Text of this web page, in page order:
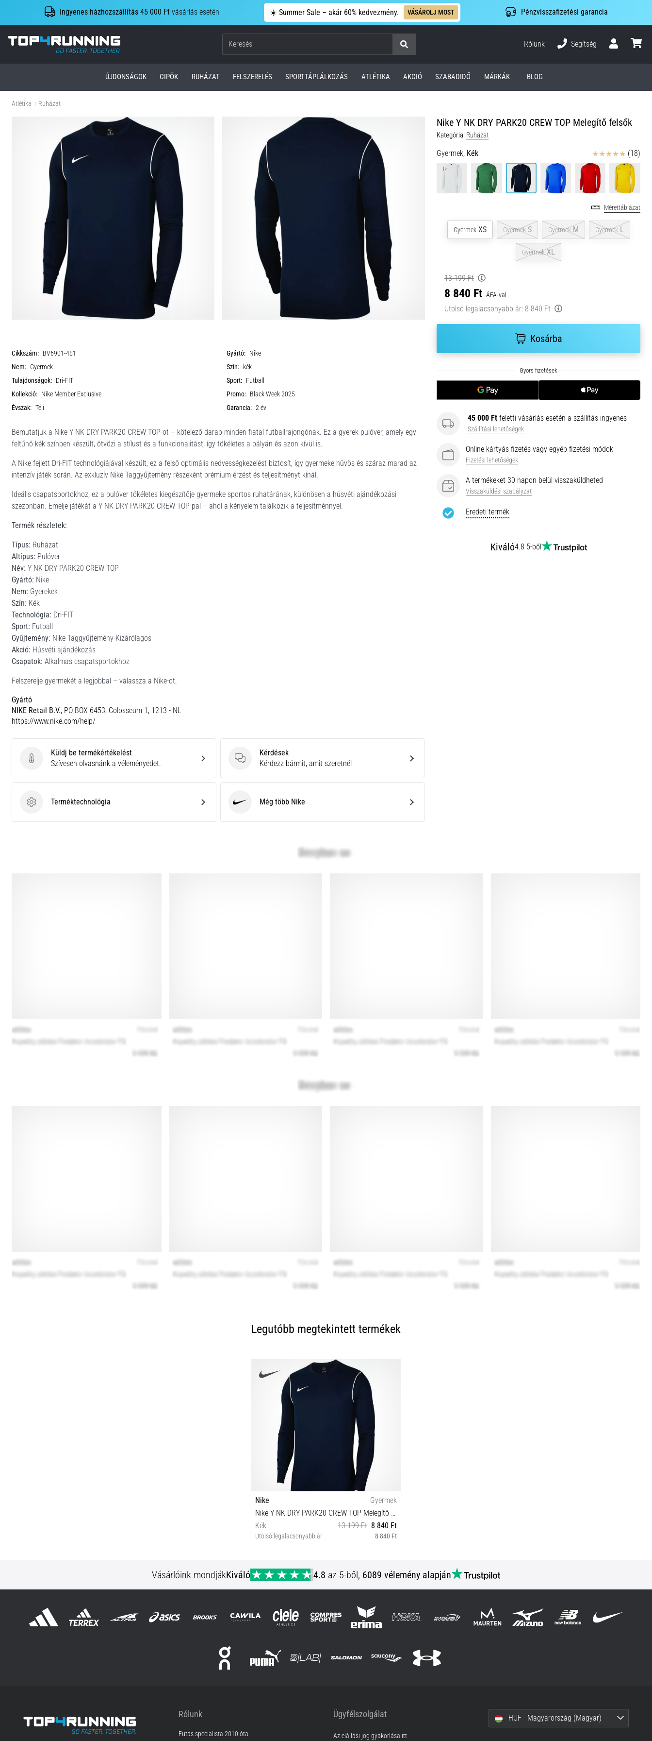
Ingyenes házhozszállítás 45 000 Ft vásárlás esetén ☀️ Summer Sale – akár 60% kedvezmény. VÁSÁROLJ MOST Pénzvisszafizetési garancia
Top4Running.hu
Keresés
Rólunk
Segítség
ÚJDONSÁGOK CIPŐK RUHÁZAT FELSZERELÉS SPORTTÁPLÁLKOZÁS ATLÉTIKA AKCIÓ SZABADIDŐ MÁRKÁK BLOG
Atlétika Ruházat
Nike Y NK DRY PARK20 CREW TOP Melegítő felsők
Kategória: Ruházat
Gyermek, Kék Értékelés (18)
Mérettáblázat
Gyermek XS Gyermek S Gyermek M Gyermek L
Gyermek XL
13 199 Ft
8 840 Ft ÁFA-val
Utolsó legalacsonyabb ár: 8 840 Ft
Kosárba
45 000 Ft feletti vásárlás esetén a szállítás ingyenes
Szállítási lehetőségek
Online kártyás fizetés vagy egyéb fizetési módok
Fizetési lehetőségek
A termékeket 30 napon belül visszaküldheted
Visszaküldési szabályzat
Eredeti termék
Kiváló4.8 5-ből
Cikkszám: BV6901-451 Gyártó: Nike
Nem: Gyermek Szín: kék
Tulajdonságok: Dri-FIT Sport: Futball
Kollekció: Nike Member Exclusive Promo: Black Week 2025
Évszak: Téli Garancia: 2 év
Bemutatjuk a Nike Y NK DRY PARK20 CREW TOP-ot – kötelező darab minden fiatal futballrajongónak. Ez a gyerek pulóver, amely egy
feltűnő kék színben készült, ötvözi a stílust és a funkcionalitást, így tökéletes a pályán és azon kívül is.
A Nike fejlett Dri-FIT technológiájával készült, ez a felső optimális nedvességkezelést biztosít, így gyermeke hűvös és száraz marad az
intenzív játék során. Az exkluzív Nike Taggyűjtemény részeként prémium érzést és teljesítményt kínál.
Ideális csapatsportokhoz, ez a pulóver tökéletes kiegészítője gyermeke sportos ruhatárának, különösen a húsvéti ajándékozási
szezonban. Emelje játékát a Y NK DRY PARK20 CREW TOP-pal – ahol a kényelem találkozik a teljesítménnyel.
Termék részletek:
Típus: Ruházat
Altípus: Pulóver
Név: Y NK DRY PARK20 CREW TOP
Gyártó: Nike
Nem: Gyerekek
Szín: Kék
Technológia: Dri-FIT
Sport: Futball
Gyűjtemény: Nike Taggyűjtemény Kizárólagos
Akció: Húsvéti ajándékozás
Csapatok: Alkalmas csapatsportokhoz
Felszerelje gyermekét a legjobbal – válassza a Nike-ot.
Gyártó
NIKE Retail B.V., PO BOX 6453, Colosseum 1, 1213 - NL
https://www.nike.com/help/
Küldj be termékértékelést
Küldj be termékértékelést
Szívesen olvasnánk a véleményedet.
Kérdések
Kérdések
Kérdezz bármit, amit szeretnél
Terméktechnológia
Terméktechnológia Még több Nike
Legutóbb megtekintett termékek
Nike
Gyermek
Nike Y NK DRY PARK20 CREW TOP Melegítő felsők
Kék
13 199 Ft 8 840 Ft
Utolsó legalacsonyabb ár 8 840 Ft
Vásárlóink mondjákKiváló 4.8 az 5-ből, 6089 vélemény alapján
Rólunk
Futás specialista 2010 óta
Ügyfélszolgálat
Az elállási jog gyakorlása itt
HUF - Magyarország (Magyar)